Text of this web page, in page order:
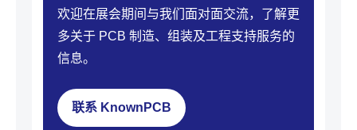
欢迎在展会期间与我们面对面交流，了解更
多关于 PCB 制造、组装及工程支持服务的
信息。
联系 KnownPCB